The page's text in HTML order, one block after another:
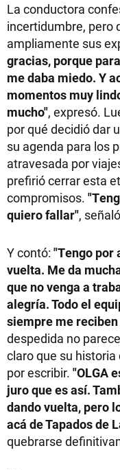
La conductora
incertidumbre, pero
ampliamente sus
gracias, porque
me daba miedo. Y
momentos muy
mucho", expresó.
por qué decidió dar
su agenda para los
atravesada por
prefirió cerrar esta
compromisos.
quiero fallar",
Y contó: "Tengo por
vuelta. Me da
que no venga a
alegría. Todo el
siempre me reciben
despedida no
claro que su
por escribir. "OLGA
juro que es así.
dando vuelta, pero
acá de Tapados de
quebrarse